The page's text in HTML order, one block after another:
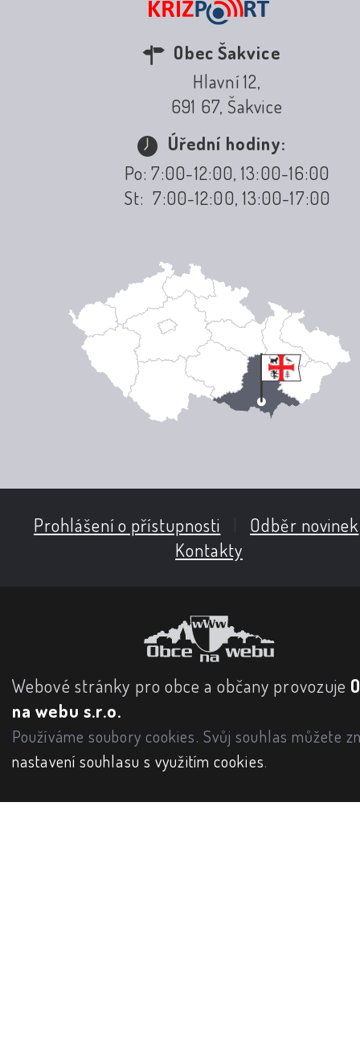
Obec Šakvice
Hlavní 12,
691 67, Šakvice
Úřední hodiny:
Po: 7:00-12:00, 13:00-16:00
St: 7:00-12:00, 13:00-17:00
Prohlášení o přístupnosti Odběr novinek
Kontakty
Webové stránky pro obce a občany provozuje
na webu s.r.o.
Používáme soubory cookies. Svůj souhlas můžete
nastavení souhlasu s využitím cookies.